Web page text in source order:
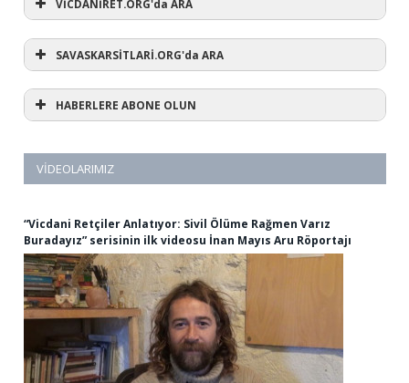
VİCDANİRET.ORG'da ARA
SAVASKARSİTLARİ.ORG'da ARA
HABERLERE ABONE OLUN
VIDEOLARIMIZ
“Vicdani Retçiler Anlatıyor: Sivil Ölüme Rağmen Varız
Buradayız” serisinin ilk videosu İnan Mayıs Aru Röportajı